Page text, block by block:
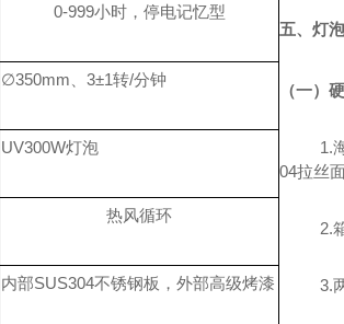
0-999小时，停电记忆型
∅350mm、3±1转/分钟
UV300W灯泡
热风循环
内部SUS304不锈钢板，外部高级烤漆
五、灯
（一）
1.
04拉丝
2.
3.